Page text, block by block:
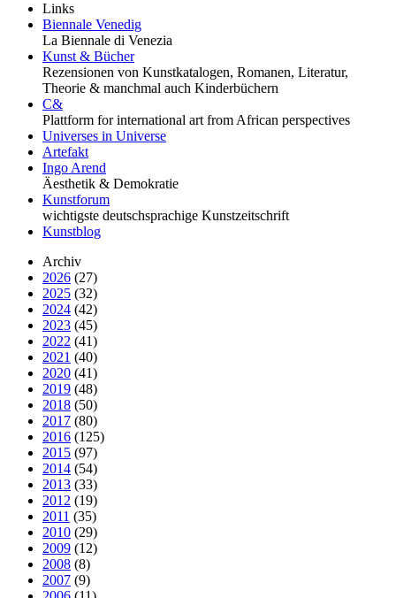
Links
Biennale Venedig
La Biennale di Venezia
Kunst & Bücher
Rezensionen von Kunstkatalogen, Romanen, Literatur,
Theorie & manchmal auch Kinderbüchern
C&
Plattform for international art from African perspectives
Universes in Universe
Artefakt
Ingo Arend
Äesthetik & Demokratie
Kunstforum
wichtigste deutschsprachige Kunstzeitschrift
Kunstblog
Archiv
2026 (27)
2025 (32)
2024 (42)
2023 (45)
2022 (41)
2021 (40)
2020 (41)
2019 (48)
2018 (50)
2017 (80)
2016 (125)
2015 (97)
2014 (54)
2013 (33)
2012 (19)
2011 (35)
2010 (29)
2009 (12)
2008 (8)
2007 (9)